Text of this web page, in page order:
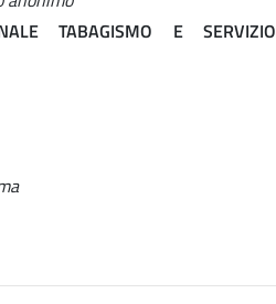
TABAGISMO E SERVIZIO